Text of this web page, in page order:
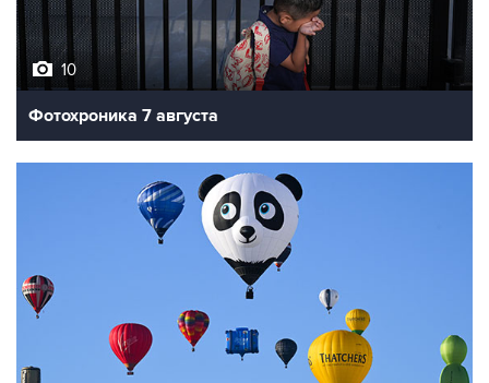
10
Фотохроника 7 августа